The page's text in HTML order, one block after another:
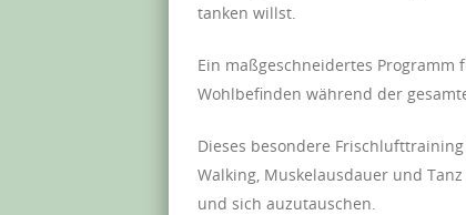
tanken willst.
Ein maßgeschneidertes Programm
Wohlbefinden während der
Dieses besondere
Walking, Muskelausdauer und
und sich auzutauschen.